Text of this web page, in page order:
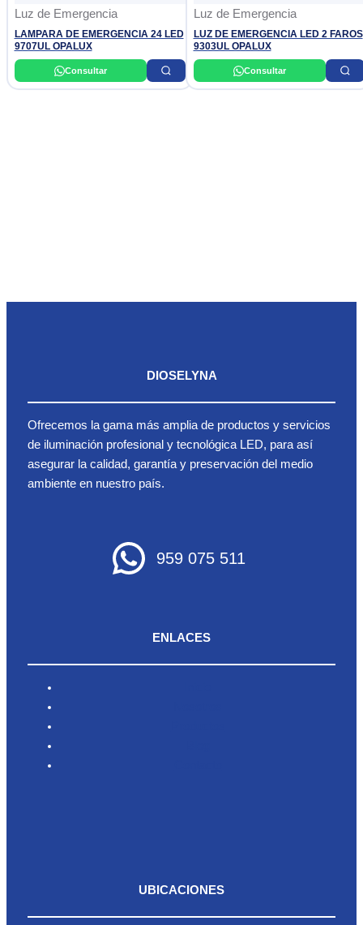
Luz de Emergencia
LAMPARA DE EMERGENCIA 24 LED
9707UL OPALUX
Consultar
Luz de Emergencia
LUZ DE EMERGENCIA LED 2 FAROS
9303UL OPALUX
Consultar
DIOSELYNA
Ofrecemos la gama más amplia de productos y servicios
de iluminación profesional y tecnológica LED, para así
asegurar la calidad, garantía y preservación del medio
ambiente en nuestro país.
959 075 511
ENLACES
UBICACIONES